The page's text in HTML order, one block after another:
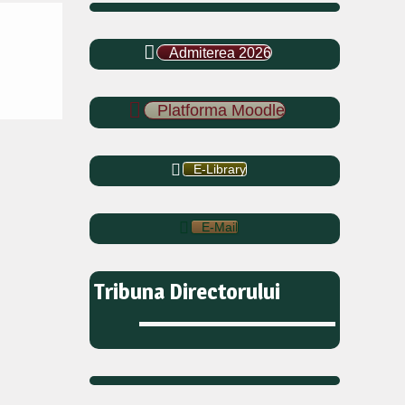
Admiterea 2026
Platforma Moodle
E-Library
E-Mail
Tribuna Directorului